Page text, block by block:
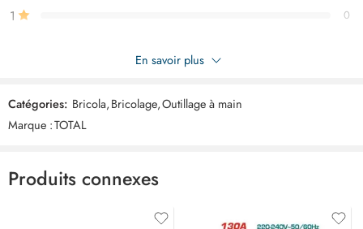
1 0
Soyez le premier à donner votre avis sur “TOTAL Jeu 12 cle mixte a
cliquet 08-19mm THT102RK0126”
Commentaires
Il n'y a pas encore de critiques.
En savoir plus
Catégories: Bricola,Bricolage,Outillage à main
Marque :TOTAL
Produits connexes